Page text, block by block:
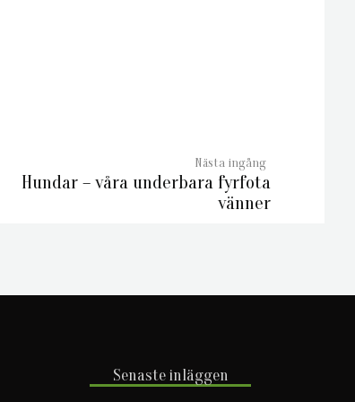
Hundar – våra underbara fyrfota
vänner
Senaste inläggen